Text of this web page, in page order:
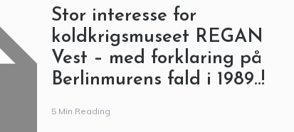
Stor interesse for
koldkrigsmuseet REGAN
Vest – med forklaring på
Berlinmurens fald i 1989..!
5 Min Reading